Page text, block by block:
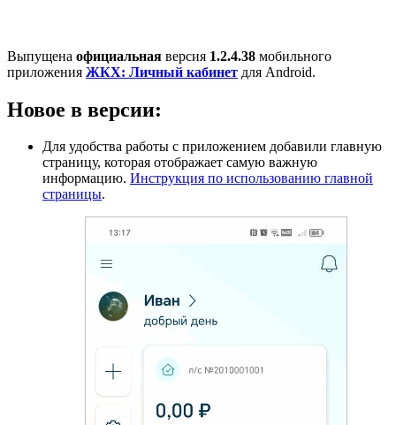
Выпущена официальная версия 1.2.4.38 мобильного
приложения ЖКХ: Личный кабинет для Аndroid.
Новое в версии:
Для удобства работы с приложением добавили главную
страницу, которая отображает самую важную
информацию. Инструкция по использованию главной
страницы.